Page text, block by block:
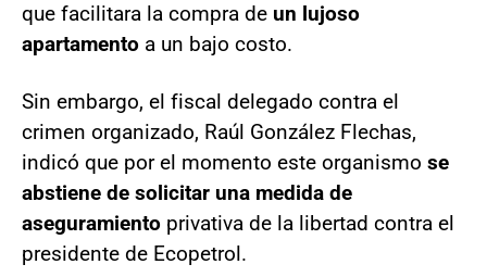
que facilitara la compra de un lujoso
apartamento a un bajo costo.
Sin embargo, el fiscal delegado contra el
crimen organizado, Raúl González Flechas,
indicó que por el momento este organismo se
abstiene de solicitar una medida de
aseguramiento privativa de la libertad contra el
presidente de Ecopetrol.